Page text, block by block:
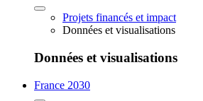
Projets financés et impact
Données et visualisations
Données et visualisations
France 2030